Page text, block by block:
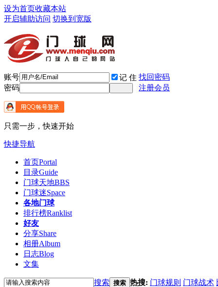
设为首页收藏本站
开启辅助访问 切换到宽版
账号 记 住 找回密码
密码
注册会员
只需一步，快速开始
快捷导航
首页Portal
目录Guide
门球天地BBS
门球迷Space
各地门球
排行榜Ranklist
好友
分享Share
相册Album
日志Blog
文集
搜索 搜索 热搜: 门球规则 门球战术